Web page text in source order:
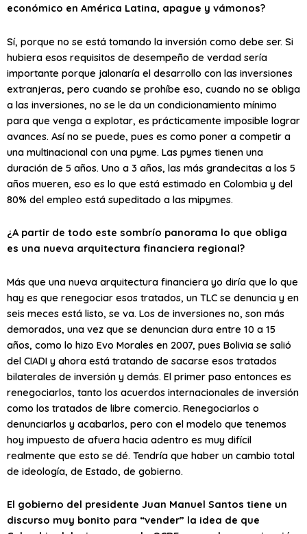
económico en América Latina, apague y vámonos?
Sí, porque no se está tomando la inversión como debe ser. Si
hubiera esos requisitos de desempeño de verdad sería
importante porque jalonaría el desarrollo con las inversiones
extranjeras, pero cuando se prohíbe eso, cuando no se obliga
a las inversiones, no se le da un condicionamiento mínimo
para que venga a explotar, es prácticamente imposible lograr
avances. Así no se puede, pues es como poner a competir a
una multinacional con una pyme. Las pymes tienen una
duración de 5 años. Uno a 3 años, las más grandecitas a los 5
años mueren, eso es lo que está estimado en Colombia y del
80% del empleo está supeditado a las mipymes.
¿A partir de todo este sombrío panorama lo que obliga
es una nueva arquitectura financiera regional?
Más que una nueva arquitectura financiera yo diría que lo que
hay es que renegociar esos tratados, un TLC se denuncia y en
seis meces está listo, se va. Los de inversiones no, son más
demorados, una vez que se denuncian dura entre 10 a 15
años, como lo hizo Evo Morales en 2007, pues Bolivia se salió
del CIADI y ahora está tratando de sacarse esos tratados
bilaterales de inversión y demás. El primer paso entonces es
renegociarlos, tanto los acuerdos internacionales de inversión
como los tratados de libre comercio. Renegociarlos o
denunciarlos y acabarlos, pero con el modelo que tenemos
hoy impuesto de afuera hacia adentro es muy difícil
realmente que esto se dé. Tendría que haber un cambio total
de ideología, de Estado, de gobierno.
El gobierno del presidente Juan Manuel Santos tiene un
discurso muy bonito para “vender” la idea de que